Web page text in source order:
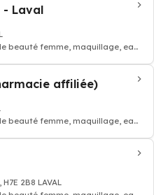
- Laval
eau
affiliée)
eau
2B8 LAVAL